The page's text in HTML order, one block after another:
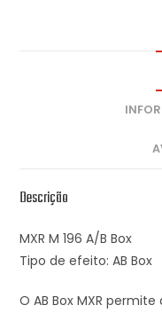
Descrição
MXR M 196 A/B Box
Tipo de efeito: AB Box
O AB Box MXR